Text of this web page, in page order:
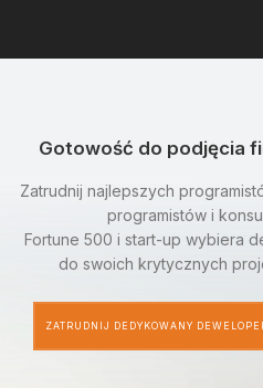
Gotowość do podjęcia
Zatrudnij najlepszych
programistów i
Fortune 500 i start-up wybiera
do swoich krytycznych
ZATRUDNIJ DEDYKOWANY